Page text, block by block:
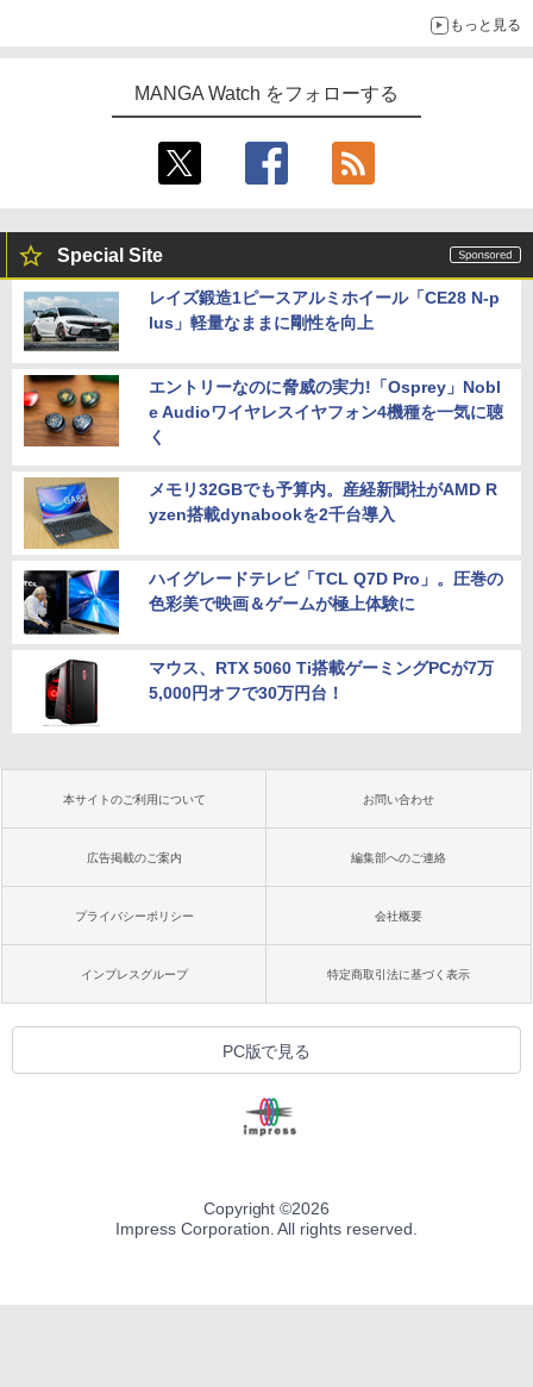
もっと見る
MANGA Watch をフォローする
Special Site
レイズ鍛造1ピースアルミホイール「CE28 N-p
lus」軽量なままに剛性を向上
エントリーなのに脅威の実力!「Osprey」Nobl
e Audioワイヤレスイヤフォン4機種を一気に聴
く
メモリ32GBでも予算内。産経新聞社がAMD R
yzen搭載dynabookを2千台導入
ハイグレードテレビ「TCL Q7D Pro」。圧巻の
色彩美で映画＆ゲームが極上体験に
マウス、RTX 5060 Ti搭載ゲーミングPCが7万
5,000円オフで30万円台！
本サイトのご利用について お問い合わせ
広告掲載のご案内 編集部へのご連絡
プライバシーポリシー 会社概要
インプレスグループ 特定商取引法に基づく表示
PC版で見る
Copyright ©2026
Impress Corporation. All rights reserved.